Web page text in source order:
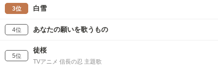
3位 白雪
4位 あなたの願いを歌うもの
5位
徒桜
TVアニメ 信長の忍 主題歌